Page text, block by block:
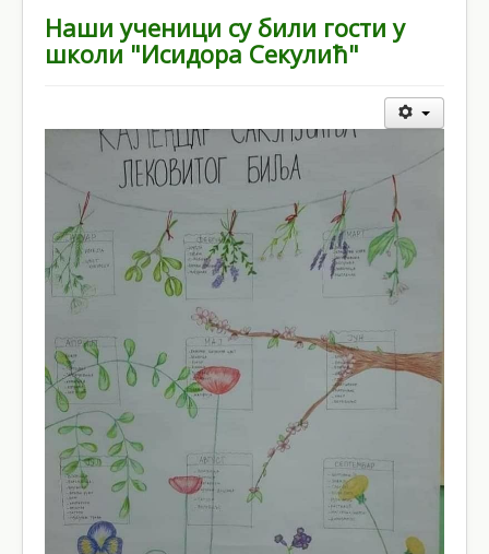
Наши ученици су били гости у
школи "Исидора Секулић"